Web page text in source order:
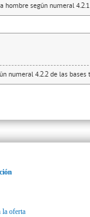
hombre según numeral
numeral 4.2.2 de las bases
la oferta